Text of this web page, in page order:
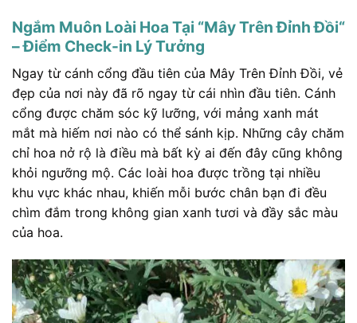
Ngắm Muôn Loài Hoa Tại “Mây Trên Đỉnh Đồi“
– Điểm Check-in Lý Tưởng
Ngay từ cánh cổng đầu tiên của Mây Trên Đỉnh Đồi, vẻ
đẹp của nơi này đã rõ ngay từ cái nhìn đầu tiên. Cánh
cổng được chăm sóc kỹ lưỡng, với mảng xanh mát
mắt mà hiếm nơi nào có thể sánh kịp. Những cây chăm
chỉ hoa nở rộ là điều mà bất kỳ ai đến đây cũng không
khỏi ngưỡng mộ. Các loài hoa được trồng tại nhiều
khu vực khác nhau, khiến mỗi bước chân bạn đi đều
chìm đắm trong không gian xanh tươi và đầy sắc màu
của hoa.